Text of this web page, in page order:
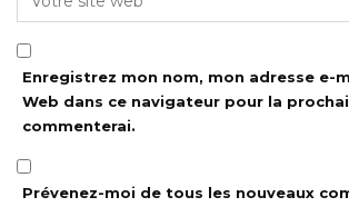
Enregistrez mon nom, mon adresse e-
Web dans ce navigateur pour la
commenterai.
Prévenez-moi de tous les nouveaux